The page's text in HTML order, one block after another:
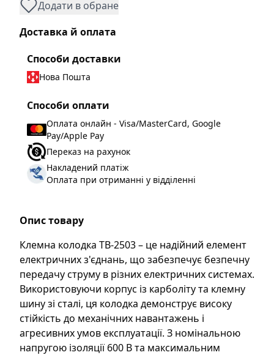
Номінальна імпульсна
напруга Uimp, В:
H?:
L?:
12.3
W:
Кількість в пачці :
Бренд:
Takel
Кількість полюсів
Додати в обране
Доставка й оплата
Способи доставки
Нова Пошта
Способи оплати
Оплата онлайн - Visa/MasterCard, Google
Pay/Apple Pay
Переказ на рахунок
Накладений платіж
Оплата при отриманні у відділенні
Опис товару
Клемна колодка TB-2503 – це надійний елемент
електричних з'єднань, що забезпечує безпечну
передачу струму в різних електричних системах.
Використовуючи корпус із карболіту та клемну
шину зі сталі, ця колодка демонструє високу
стійкість до механічних навантажень і
агресивних умов експлуатації. З номінальною
напругою ізоляції 600 В та максимальним